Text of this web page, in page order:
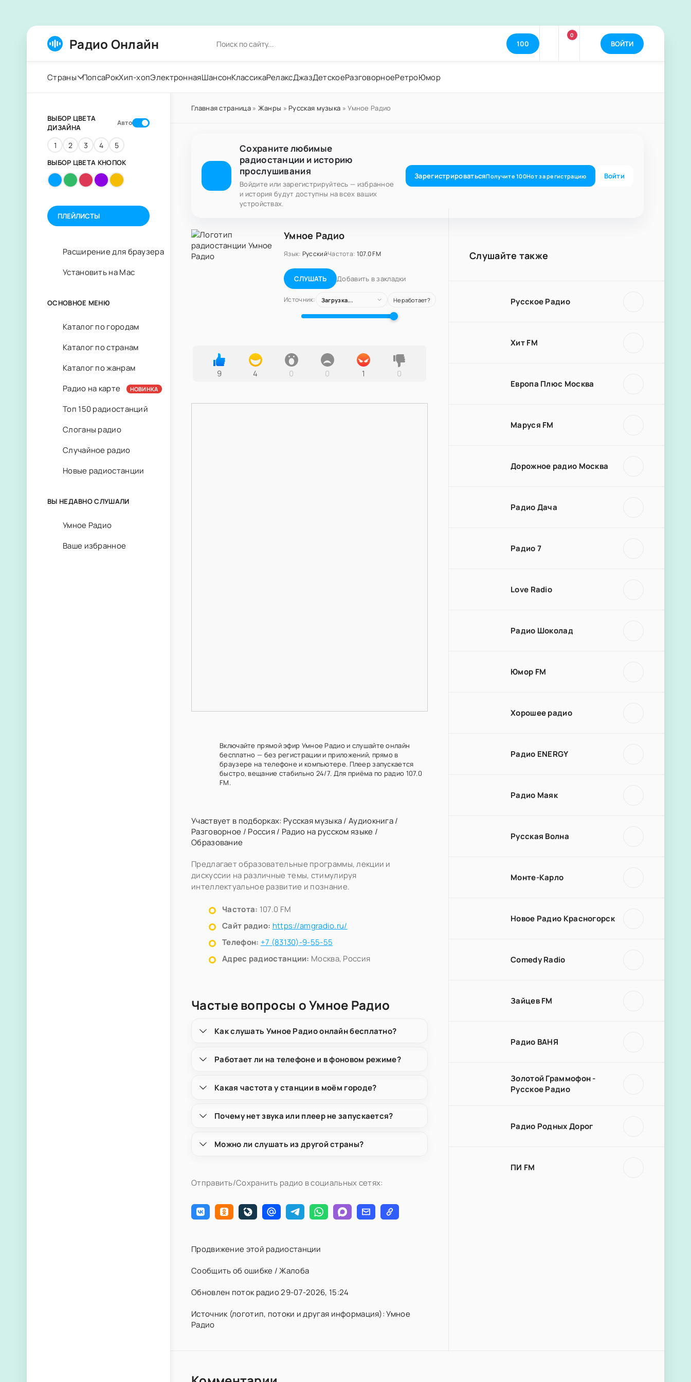
Радио Онлайн 100
0
ВОЙТИ
Страны ПопсаРокХип-хопЭлектроннаяШансонКлассикаРелаксДжазДетскоеРазговорноеРетроЮмор
Главная страница» Жанры » Русская музыка » Умное Радио
Сохраните любимые
радиостанции и историю
прослушивания
Войдите или зарегистрируйтесь — избранное
и история будут доступны на всех ваших
устройствах.
ЗарегистрироватьсяПолучите100Нотза регистрацию Войти
Умное Радио
Язык: РусскийЧастота: 107.0 FM
СЛУШАТЬ Добавить в закладки
Источник: Загрузка... Не работает?
9 4 0 0 1 0
Включайте прямой эфир Умное Радио и слушайте онлайн
бесплатно — без регистрации и приложений, прямо в
браузере на телефоне и компьютере. Плеер запускается
быстро, вещание стабильно 24/7. Для приёма по радио 107.0
FM.
Участвует в подборках: Русская музыка/Аудиокнига/
Разговорное / Россия/ Радио на русском языке /
Образование
Предлагает образовательные программы, лекции и
дискуссии на различные темы, стимулируя
интеллектуальное развитие и познание.
Частота: 107.0 FM
Сайт радио: https://amgradio.ru/
Телефон: +7 (83130)-9-55-55
Адрес радиостанции: Москва, Россия
Частые вопросы о Умное Радио
Как слушать Умное Радио онлайн бесплатно?
Работает ли на телефоне и в фоновом режиме?
Какая частота у станции в моём городе?
Почему нет звука или плеер не запускается?
Можно ли слушать из другой страны?
Отправить/Сохранить радио в социальных сетях:
Продвижение этой радиостанции
Сообщить об ошибке / Жалоба
Обновлен поток радио 29-07-2026, 15:24
Источник (логотип, потоки и другая информация): Умное
Радио
Слушайте также
Русское Радио
Хит FM
Европа Плюс Москва
Маруся FM
Дорожное радио Москва
Радио Дача
Радио 7
Love Radio
Радио Шоколад
Юмор FM
Хорошее радио
Радио ENERGY
Радио Маяк
Русская Волна
Монте-Карло
Новое Радио Красногорск
Comedy Radio
Зайцев FM
Радио ВАНЯ
Золотой Граммофон -
Русское Радио
Радио Родных Дорог
ПИ FM
ВЫБОР ЦВЕТА
ДИЗАЙНА
Авто
1 2 3 4 5
ВЫБОР ЦВЕТА КНОПОК
ПЛЕЙЛИСТЫ
Расширение для браузера
Установить на Mac
ОСНОВНОЕ МЕНЮ
Каталог по городам
Каталог по странам
Каталог по жанрам
Радио на карте
НОВИНКА
Топ 150 радиостанций
Слоганы радио
Случайное радио
Новые радиостанции
ВЫ НЕДАВНО СЛУШАЛИ
Умное Радио
Ваше избранное